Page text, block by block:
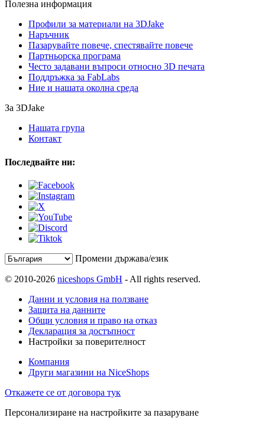
Полезна информация
Профили за материали на 3DJake
Наръчник
Пазарувайте повече, спестявайте повече
Партньорска програма
Често задавани въпроси относно 3D печата
Поддръжка за FabLabs
Ние и нашата околна среда
За 3DJake
Нашата група
Контакт
Последвайте ни:
Промени държава/език
© 2010-2026 niceshops GmbH - All rights reserved.
Данни и условия на ползване
Защита на данните
Общи условия и право на отказ
Декларация за достъпност
Настройки за поверителност
Компания
Други магазини на NiceShops
Откажете се от договора тук
Персонализиране на настройките за пазаруване